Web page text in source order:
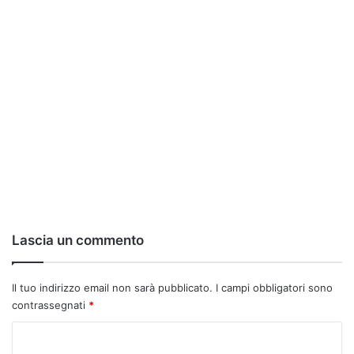
Lascia un commento
Il tuo indirizzo email non sarà pubblicato. I campi obbligatori sono
contrassegnati *